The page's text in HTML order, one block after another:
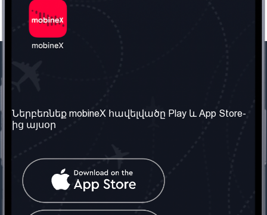
Մեր մասին
Մեր ծառայությունները
Պայմաններ և դրույթներ
Հաճախ տրվող հարցեր
Կապ մեզ հետ
Տարածել
սոցիալական
Ներբեռնեք mobineX հավելվածը Play և App Store-
ից այսօր